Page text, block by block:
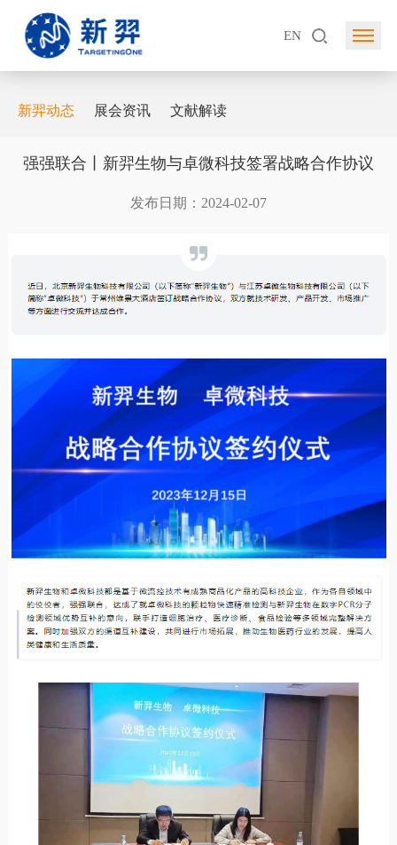
EN
新羿动态 展会资讯 文献解读
强强联合丨新羿生物与卓微科技签署战略合作协议
发布日期：2024-02-07